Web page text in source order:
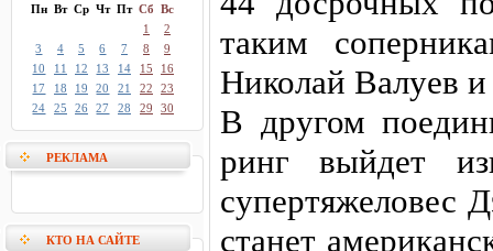
Пн Вт Ср Чт Пт Сб Вс
1
2
3
4 5 6 7 8
9
10
11 12 13 14 15
16
17
18 19 20 21 22
23
24
25 26 27 28 29 30
РЕКЛАМА
КТО НА САЙТЕ
таким
Николай Валуев
В другом
ринг выйдет
супертяжеловес
станет